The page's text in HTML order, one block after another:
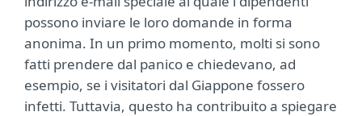
possono inviare le loro domande in forma
anonima. In un primo momento, molti si sono
fatti prendere dal panico e chiedevano, ad
esempio, se i visitatori dal Giappone fossero
infetti. Tuttavia, questo ha contribuito a spiegare